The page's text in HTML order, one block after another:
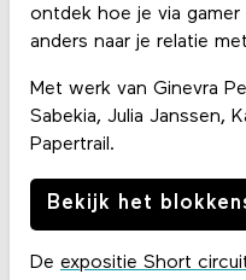
ontdek hoe je via
anders naar je relatie
Met werk van Ginevra
Sabekia, Julia Janssen,
Papertrail.
Bekijk het
De expositie Short